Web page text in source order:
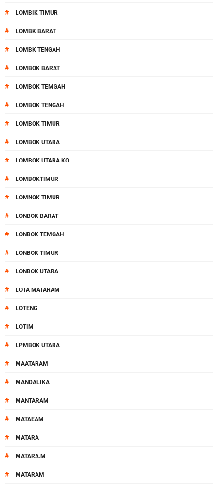
# LOMBIK TIMUR
# LOMBK BARAT
# LOMBK TENGAH
# LOMBOK BARAT
# LOMBOK TEMGAH
# LOMBOK TENGAH
# LOMBOK TIMUR
# LOMBOK UTARA
# LOMBOK UTARA KO
# LOMBOKTIMUR
# LOMNOK TIMUR
# LONBOK BARAT
# LONBOK TEMGAH
# LONBOK TIMUR
# LONBOK UTARA
# LOTA MATARAM
# LOTENG
# LOTIM
# LPMBOK UTARA
# MAATARAM
# MANDALIKA
# MANTARAM
# MATAEAM
# MATARA
# MATARA.M
# MATARAM